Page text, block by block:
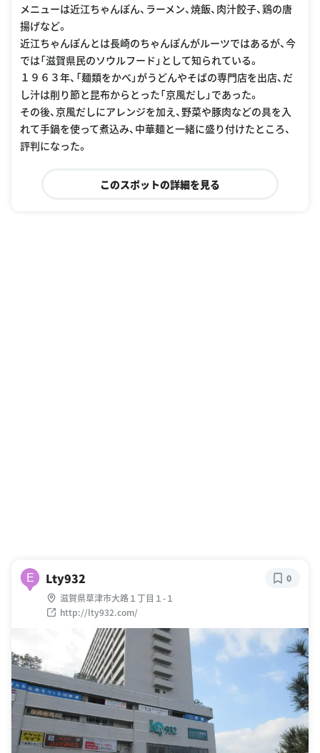
メニューは近江ちゃんぽん、ラーメン、焼飯、肉汁餃子、鶏の唐
揚げなど。
近江ちゃんぽんとは長崎のちゃんぽんがルーツではあるが、今
では「滋賀県民のソウルフード」として知られている。
１９６３年、「麺類をかべ」がうどんやそばの専門店を出店、だ
し汁は削り節と昆布からとった「京風だし」であった。
その後、京風だしにアレンジを加え、野菜や豚肉などの具を入
れて手鍋を使って煮込み、中華麺と一緒に盛り付けたところ、
評判になった。
このスポットの詳細を見る
E Lty932
滋賀県草津市大路１丁目１-１
http://lty932.com/
0